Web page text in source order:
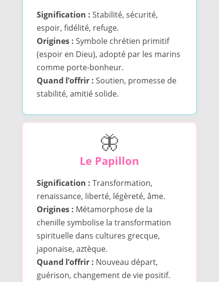
Signification : Stabilité, sécurité,
espoir, fidélité, refuge.
Origines : Symbole chrétien primitif
(espoir en Dieu), adopté par les marins
comme porte-bonheur.
Quand l’offrir : Soutien, promesse de
stabilité, amitié solide.
🦋
Le Papillon
Signification : Transformation,
renaissance, liberté, légèreté, âme.
Origines : Métamorphose de la
chenille symbolise la transformation
spirituelle dans cultures grecque,
japonaise, aztèque.
Quand l’offrir : Nouveau départ,
guérison, changement de vie positif.